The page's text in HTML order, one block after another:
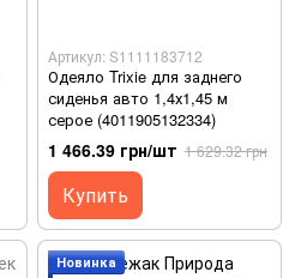
Артикул: S1111183712
Одеяло Trixie для заднего
сиденья авто 1,4х1,45 м
серое (4011905132334)
1 466.39 грн/шт 1 629.32 грн
Купить
Новинка